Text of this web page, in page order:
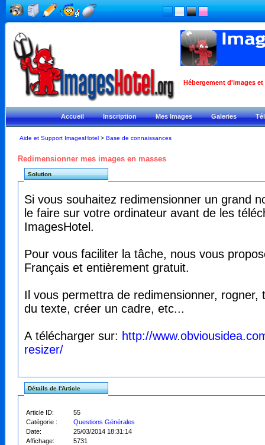
Hébergement d'images
Accueil Inscription Mes Images Galeries
Aide et Support ImagesHotel> Base de connaissances
Redimensionner mes images en masses
Solution
Si vous souhaitez redimensionner un grand
le faire sur votre ordinateur avant de les
ImagesHotel.
Pour vous faciliter la tâche, nous vous
Français et entièrement gratuit.
Il vous permettra de redimensionner,
du texte, créer un cadre, etc...
A télécharger sur: http://
resizer/
Détails de l'Article
Article ID:
55
Catégorie :
Questions Générales
Date:
25/03/2014 18:31:14
Affichage:
5731